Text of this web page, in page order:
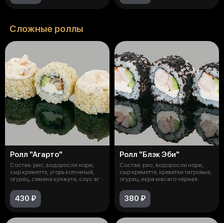
Сложные роллы
Ролл "Агарто"
Состав: рис, водоросли нори,
сыр креметте, угорь копченый,
огурец, семена кунжута, соус аг
430 ₽
Ролл "Блэк Эби"
Состав: рис, водоросли нори,
сыр креметте, креветки тигровые,
огурец, икра масаго чёрная.
380 ₽